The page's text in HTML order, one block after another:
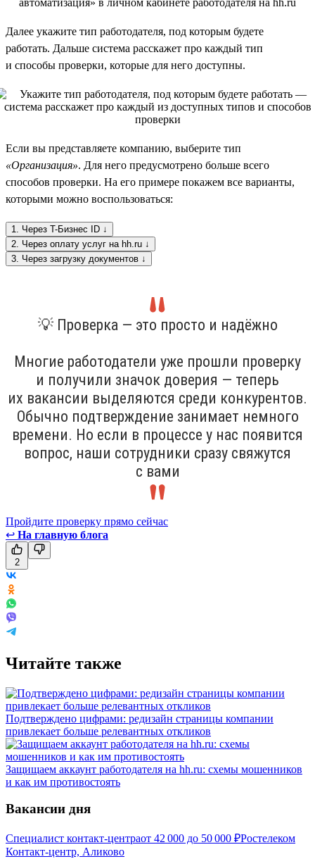
Далее укажите тип работодателя, под которым будете
работать. Дальше система расскажет про каждый тип
и способы проверки, которые для него доступны.
Если вы представляете компанию, выберите тип
«Организация». Для него предусмотрено больше всего
способов проверки. На его примере покажем все варианты,
которыми можно воспользоваться:
1. Через T-Бизнес ID ↓
2. Через оплату услуг на hh.ru ↓
3. Через загрузку документов ↓
💡 Проверка — это просто и надёжно
Многие работодатели уже прошли проверку
и получили значок доверия — теперь
их вакансии выделяются среди конкурентов.
Обычно подтверждение занимает немного
времени. Но если в процессе у нас появится
вопрос, наши сотрудники сразу свяжутся
с вами
Пройдите проверку прямо сейчас
↩ На главную блога
2
Читайте также
Подтверждено цифрами: редизайн страницы компании
привлекает больше релевантных откликов
Защищаем аккаунт работодателя на hh.ru: схемы мошенников
и как им противостоять
Вакансии дня
Специалист контакт-центраот 42 000 до 50 000 ₽Ростелеком
Контакт-центр, Аликово